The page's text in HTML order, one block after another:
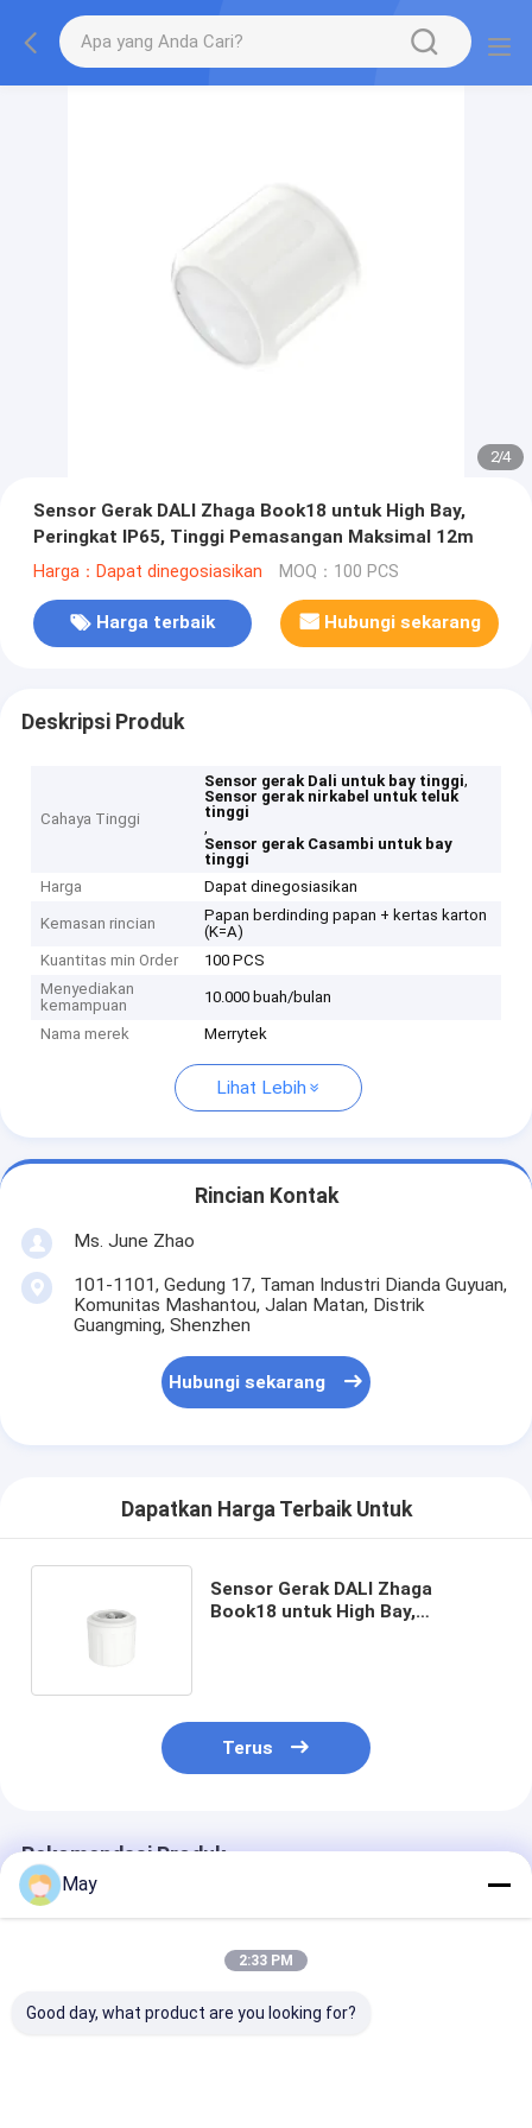
2/4
Sensor Gerak DALI Zhaga Book18 untuk High Bay,
Peringkat IP65, Tinggi Pemasangan Maksimal 12m
Harga：Dapat dinegosiasikan MOQ：100 PCS
Harga terbaik Hubungi sekarang
Deskripsi Produk
Cahaya Tinggi
Sensor gerak Dali untuk bay tinggi,
Sensor gerak nirkabel untuk teluk
tinggi
,
Sensor gerak Casambi untuk bay
tinggi
Harga
Dapat dinegosiasikan
Kemasan rincian
Papan berdinding papan + kertas karton
(K=A)
Kuantitas min Order
100 PCS
Menyediakan
kemampuan
10.000 buah/bulan
Nama merek Merrytek
Lihat Lebih
Rincian Kontak
Ms. June Zhao
101-1101, Gedung 17, Taman Industri Dianda Guyuan,
Komunitas Mashantou, Jalan Matan, Distrik
Guangming, Shenzhen
Hubungi sekarang
Dapatkan Harga Terbaik Untuk
Sensor Gerak DALI Zhaga
Book18 untuk High Bay,
Terus
Rekomendasi Produk
May
2:33 PM
Good day, what product are you looking for?